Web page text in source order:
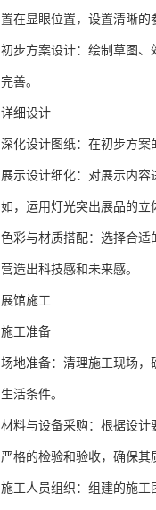
置在显眼位置，设置清晰的
初步方案设计：绘制草图
完善。
详细设计
深化设计图纸：在初步方案
展示设计细化：对展示内
如，运用灯光突出展品的立
色彩与材质搭配：选择合适
营造出科技感和未来感。
展馆施工
施工准备
场地准备：清理施工现场，
生活条件。
材料与设备采购：根据设
严格的检验和验收，确保其
施工人员组织：组建的施